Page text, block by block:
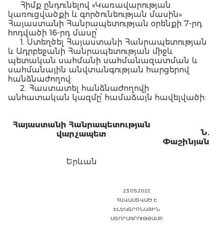
Հիմք ընդունելով «Կառավարության
կառուցվածքի և գործունեության մասին»
Հայաստանի Հանրապետության օրենքի 7-րդ
հոդվածի 16-րդ մասը՝
1. Ստեղծել Հայաստանի Հանրապետության
և Ադրբեջանի Հանրապետության միջև
պետական սահմանի սահմանազատման և
սահմանային անվտանգության հարցերով
հանձնաժողով:
2. Հաստատել հանձնաժողովի
անհատական կազմը՝ համաձայն հավելվածի:
Հայաստանի Հանրապետության
վարչապետ
Ն.
Փաշինյան
Երևան
23.05.2022
ՀԱՎԱՍՏՎԱԾ Է
ԷԼԵԿՏՐՈՆԱՅԻՆ
ՍՏՈՐԱԳՐՈՒԹՅԱՄԲ